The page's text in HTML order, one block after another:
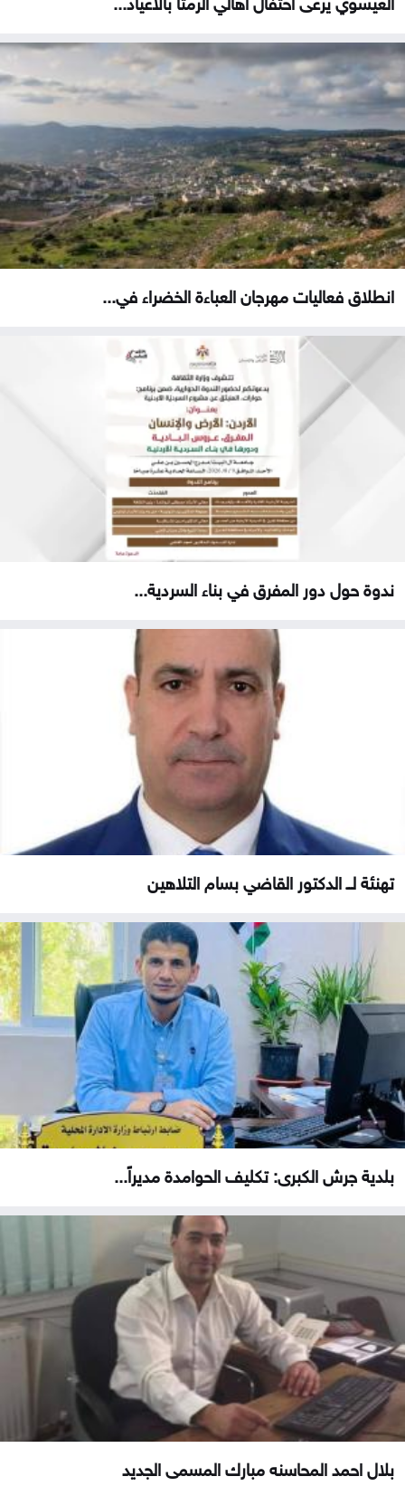
انطلاق فعاليات مهرجان العباءة الخضراء في...
ندوة حول دور المفرق في بناء السردية...
تهنئة لــ الدكتور القاضي بسام التلاهين
بلدية جرش الكبرى: تكليف الحوامدة مديراً...
بلال احمد المحاسنه مبارك المسمى الجديد